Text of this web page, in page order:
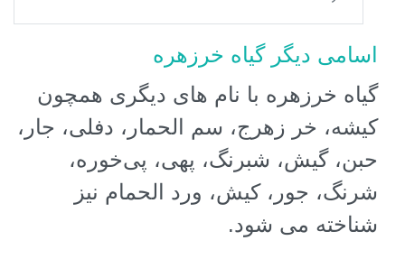
اسامی دیگر گیاه خرزهره
گیاه خرزهره با نام های دیگری همچون
کیشه، خر زهرج، سم الحمار، دفلی، جار،
حبن، گیش، شبرنگ، پهی، پی‌خوره،
شرنگ، جور، کیش، ورد الحمام نیز
شناخته می شود.